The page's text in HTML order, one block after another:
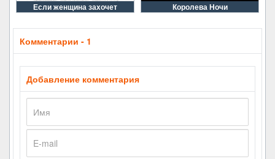
Если женщина захочет Королева Ночи
Комментарии - 1
Добавление комментария